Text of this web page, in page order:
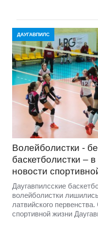
ДАУГАВПИЛС
Волейболистки -
баскетболистки –
новости
Даугавпилсские
волейболистки
латвийского
спортивной жизни